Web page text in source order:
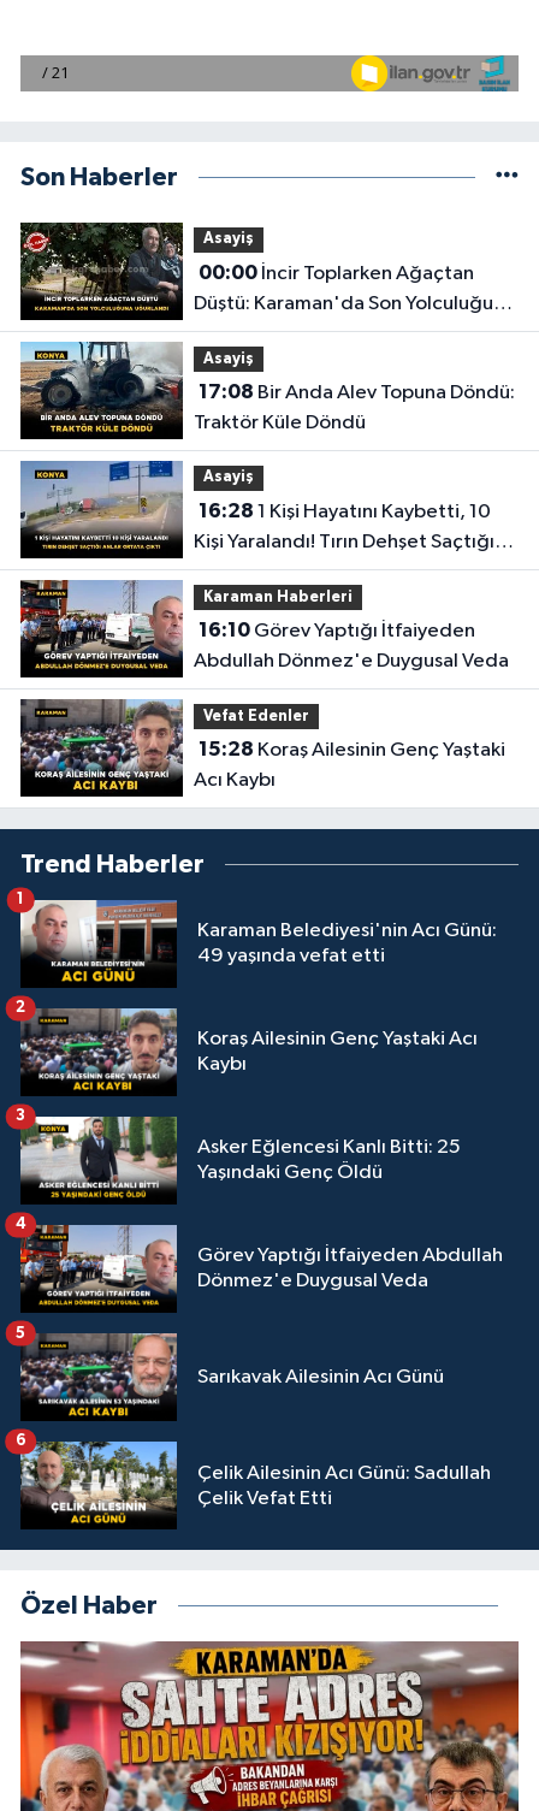
Son Haberler
Asayiş
00:00İncir Toplarken Ağaçtan
Düştü: Karaman'da Son Yolculuğuna
Uğurlandı
Asayiş
17:08
Traktör Küle Döndü
Asayiş
16:28
Kişi Yaralandı! Tırın Dehşet Saçtığı
Anlar Ortaya Çıktı
Karaman Haberleri
16:10Görev Yaptığı İtfaiyeden
Abdullah Dönmez'e Duygusal Veda
Vefat Edenler
15:28
Acı Kaybı
Trend Haberler
Karaman Belediyesi'nin Acı Günü:
49 yaşında vefat etti
1
Koraş Ailesinin Genç Yaştaki Acı
Kaybı
2
Asker Eğlencesi Kanlı Bitti: 25
Yaşındaki Genç Öldü
3
Görev Yaptığı İtfaiyeden Abdullah
Dönmez'e Duygusal Veda
4
Sarıkavak Ailesinin Acı Günü
5
Çelik Ailesinin Acı Günü: Sadullah
Çelik Vefat Etti
6
Özel Haber